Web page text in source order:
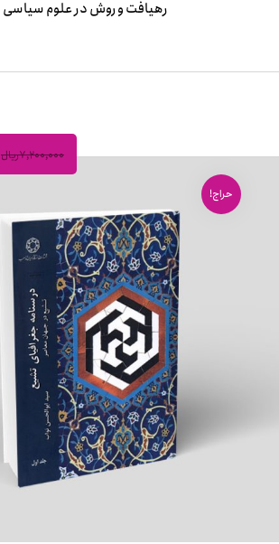
رهیافت و روش در علوم سیاسی
۷,۲۰۰,۰۰۰ریال
حراج!